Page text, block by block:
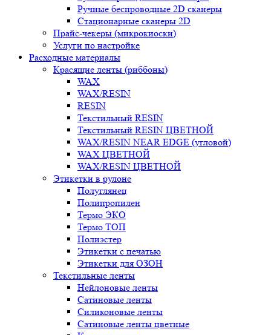
Ручные беспроводные 2D сканеры
Стационарные сканеры 2D
Прайс-чекеры (микрокиоски)
Услуги по настройке
Расходные материалы
Красящие ленты (риббоны)
WAX
WAX/RESIN
RESIN
Текстильный RESIN
Текстильный RESIN ЦВЕТНОЙ
WAX/RESIN NEAR EDGE (угловой)
WAX ЦВЕТНОЙ
WAX/RESIN ЦВЕТНОЙ
Этикетки в рулоне
Полуглянец
Полипропилен
Термо ЭКО
Термо ТОП
Полиэстер
Этикетки с печатью
Этикетки для ОЗОН
Текстильные ленты
Нейлоновые ленты
Сатиновые ленты
Силиконовые ленты
Сатиновые ленты цветные